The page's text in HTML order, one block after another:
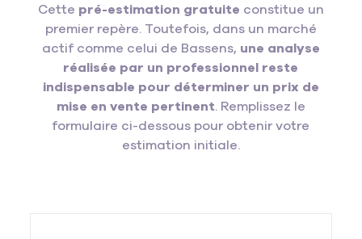
Cette pré-estimation gratuite constitue un
premier repère. Toutefois, dans un marché
actif comme celui de Bassens, une analyse
réalisée par un professionnel reste
indispensable pour déterminer un prix de
mise en vente pertinent. Remplissez le
formulaire ci-dessous pour obtenir votre
estimation initiale.